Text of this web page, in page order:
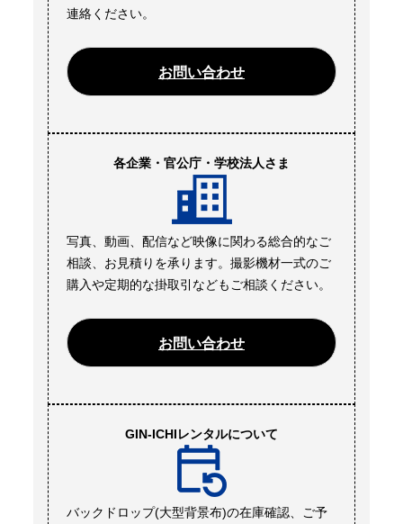
連絡ください。
お問い合わせ
各企業・官公庁・学校法人さま
写真、動画、配信など映像に関わる総合的なご
相談、お見積りを承ります。撮影機材一式のご
購入や定期的な掛取引などもご相談ください。
お問い合わせ
GIN-ICHIレンタルについて
バックドロップ(大型背景布)の在庫確認、ご予